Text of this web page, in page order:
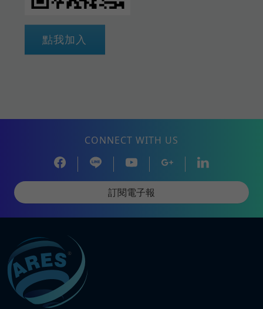
點我加入
CONNECT WITH US
訂閱電子報